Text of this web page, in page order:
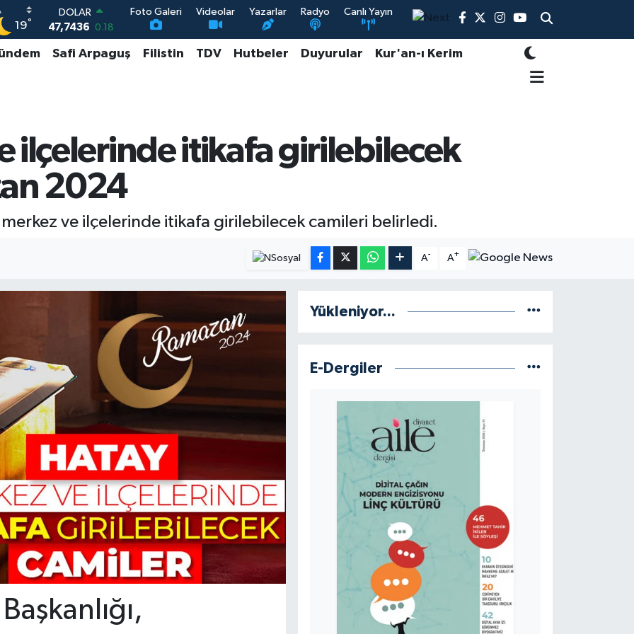
19°
DOLAR
47,7436 0.18
EURO
55,2510 0.32
13.779 -14
Foto Galeri Videolar Yazarlar Radyo Canlı Yayın
Safi Arpaguş Filistin TDV Hutbeler Duyurular Kur'an-ı Kerim
ilçelerinde itikafa girilebilecek
2024
merkez ve ilçelerinde itikafa girilebilecek camileri belirledi.
A- A+
Yükleniyor...
E-Dergiler